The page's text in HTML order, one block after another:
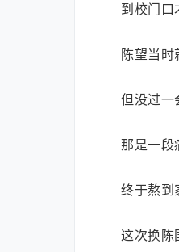
到校门口
陈望当时
但没过一
那是一段
终于熬到
这次换陈